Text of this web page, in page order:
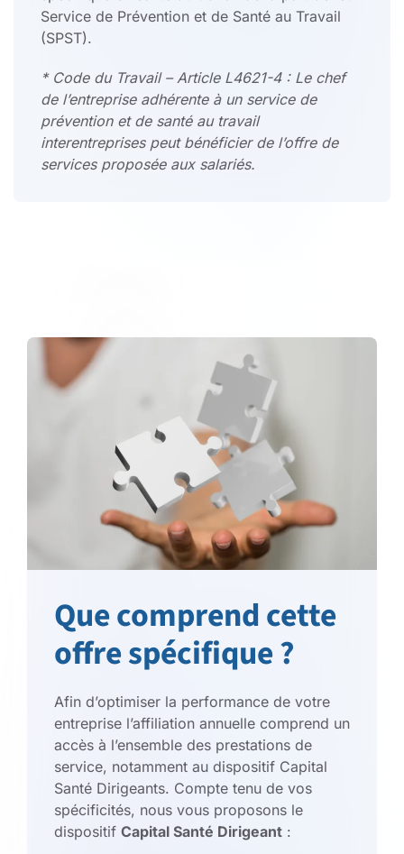
Service de Prévention et de Santé au Travail
(SPST).
* Code du Travail – Article L4621-4 : Le chef
de l’entreprise adhérente à un service de
prévention et de santé au travail
interentreprises peut bénéficier de l’offre de
services proposée aux salariés.
Que comprend cette
offre spécifique ?
Afin d’optimiser la performance de votre
entreprise l’affiliation annuelle comprend un
accès à l’ensemble des prestations de
service, notamment au dispositif Capital
Santé Dirigeants. Compte tenu de vos
spécificités, nous vous proposons le
dispositif Capital Santé Dirigeant :